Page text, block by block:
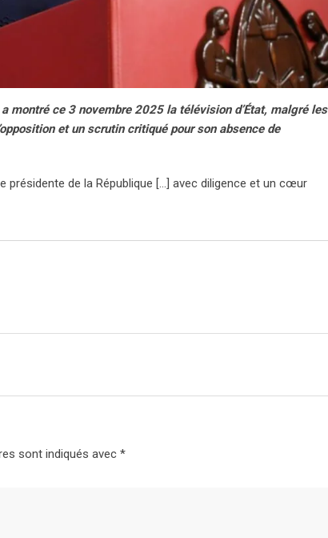
montré ce 3 novembre 2025 la télévision d’État, malgré les
et un scrutin critiqué pour son absence de
présidente de la République […] avec diligence et un cœur
sont indiqués avec *